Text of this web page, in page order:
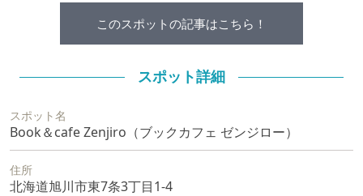
このスポットの記事はこちら！
スポット詳細
スポット名
Book＆cafe Zenjiro（ブックカフェ ゼンジロー）
住所
北海道旭川市東7条3丁目1-4